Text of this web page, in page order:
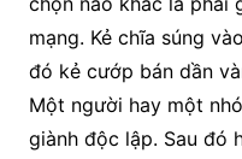
mạng. Kẻ chĩa súng
đó kẻ cướp bán dần
Một người hay một
giành độc lập. Sau đó